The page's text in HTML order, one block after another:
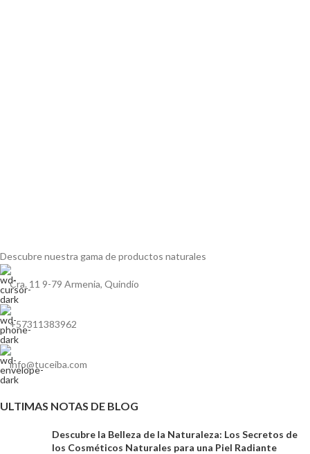
Descubre nuestra gama deproductos naturales
Cra. 11 9-79 Armenia, Quindío
+57311383962
info@tuceiba.com
ULTIMAS NOTAS DE BLOG
Descubre la Belleza de la Naturaleza: Los Secretos de
los Cosméticos Naturales para una Piel Radiante